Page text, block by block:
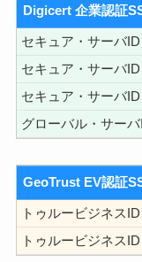
Digicert 企業認証
セキュア・サーバID
セキュア・サーバ
セキュア・サーバ
グローバル・サーバ
GeoTrust EV認証
トゥルービジネス
トゥルービジネス